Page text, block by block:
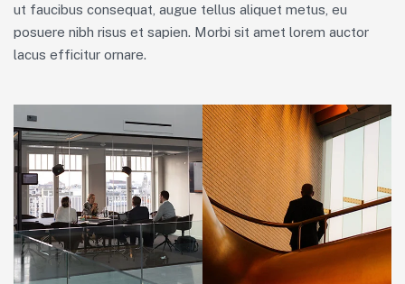
ut faucibus consequat, augue tellus aliquet metus, eu
posuere nibh risus et sapien. Morbi sit amet lorem auctor
lacus efficitur ornare.